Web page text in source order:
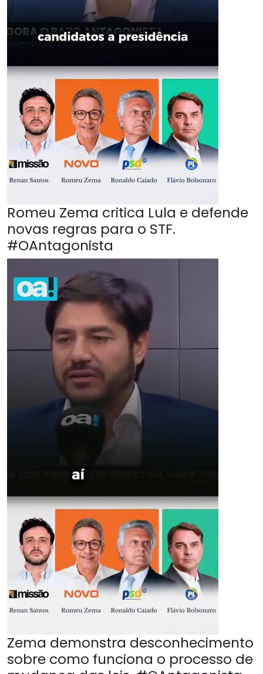
Romeu Zema critica Lula e defende
novas regras para o STF.
#OAntagonista
Zema demonstra desconhecimento
sobre como funciona o processo de